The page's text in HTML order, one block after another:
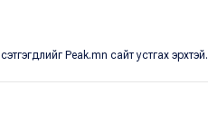
Peak.mn сайт устгах эрхтэй.